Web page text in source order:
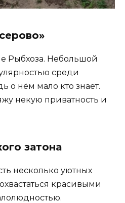
Рыбхоза. Небольшой
среди
о нём мало кто знает.
некую приватность и
затона
несколько уютных
красивыми